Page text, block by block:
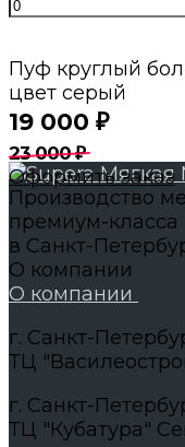
Пуф круглый
цвет серый
19 000 ₽
23 000₽
Оформить заказ
Производство
премиум-класса
в Санкт-
О компании
О компании
г. Санкт-
ТЦ
г. Санкт-
ТЦ "Кубатура"